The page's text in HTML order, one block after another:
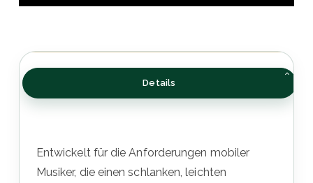
Details
Entwickelt für die Anforderungen mobiler
Musiker, die einen schlanken, leichten